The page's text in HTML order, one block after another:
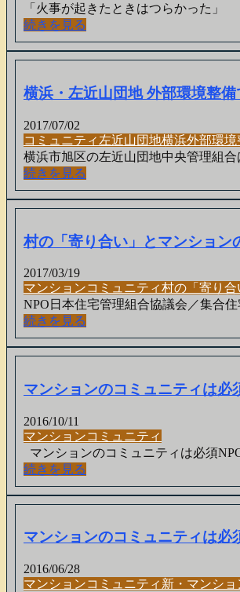
「火事が起きたときはつらかった」
続きを見る
横浜・左近山団地 外部環境整
2017/07/02
コミュニティ 左近山団地横浜外部環境
横浜市旭区の左近山団地中央管理組
続きを見る
村の「寄り合い」とマンション
2017/03/19
マンションコミュニティ村の「寄り合
NPO日本住宅管理組合協議会／集合
続きを見る
マンションのコミュニティは必
2016/10/11
マンションコミュニティ
マンションのコミュニティは必須
続きを見る
マンションのコミュニティは必
2016/06/28
マンションコミュニティ 新・マンシ